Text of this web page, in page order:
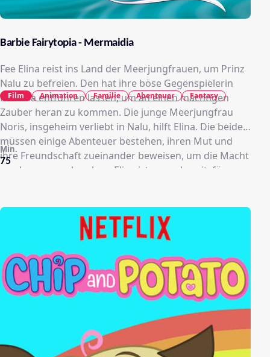
Barbie Fairytopia - Mermaidia
Fee Elina reist ins Land der Meerjungfrauen, um Prinz
Nalu zu befreien. Den hat ihre böse Gegenspielerin
Laverna entführen lassen, um an einen mächtigen
Zauber heran zu kommen. Die junge Meerjungfrau
Noris, insgeheim verliebt in Nalu, hilft Elina. Die beiden
müssen einige Abenteuer bestehen, ihren Mut und
ihre Freundschaft zueinander beweisen, um die Macht
von Laverna zu brechen. Elina ist sogar bereit, für
75
Min.
Film Animation Familie Abenteuer Fantasy